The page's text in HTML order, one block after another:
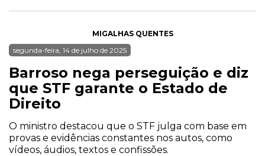
MIGALHAS QUENTES
segunda-feira, 14 de julho de 2025
Barroso nega perseguição e diz
que STF garante o Estado de
Direito
O ministro destacou que o STF julga com base em
provas e evidências constantes nos autos, como
vídeos, áudios, textos e confissões.